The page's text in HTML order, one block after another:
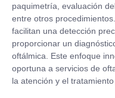
paquimetría, evaluación
entre otros
facilitan una detección
proporcionar un
oftálmica. Este enfoque
oportuna a servicios de
la atención y el